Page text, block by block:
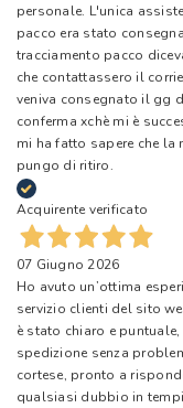
personale. L'unica
pacco era stato
tracciamento pacco
che contattassero il
veniva consegnato il gg
conferma xchè mi è
mi ha fatto sapere che la
pungo di ritiro.
Acquirente verificato
07 Giugno 2026
Ho avuto un’ottima
servizio clienti del sito
è stato chiaro e
spedizione senza
cortese, pronto a
qualsiasi dubbio in